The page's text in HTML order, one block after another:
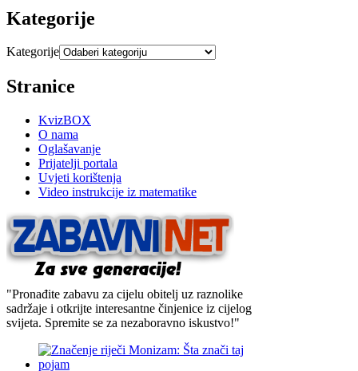
Kategorije
Kategorije
Stranice
KvizBOX
O nama
Oglašavanje
Prijatelji portala
Uvjeti korištenja
Video instrukcije iz matematike
"Pronađite zabavu za cijelu obitelj uz raznolike
sadržaje i otkrijte interesantne činjenice iz cijelog
svijeta. Spremite se za nezaboravno iskustvo!"